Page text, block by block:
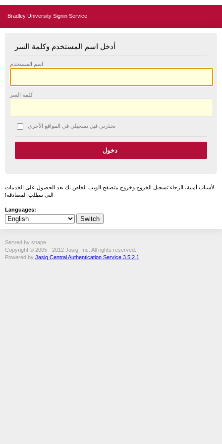
Bradley University Signin Service
أدخل اسم المستخدم وكلمة السر
اسم المستخدم
كلمة السر
تحذرني قبل تسجيلي في المواقع الأخرى.
لأسباب أمنية، الرجاء تسجيل الخروج وخروج متصفح الويب الخاص بك بعد الحصول على الخدمات
التي تتطلب المصادقة!
Languages:
Served by snape
Copyright © 2005 - 2012 Jasig, Inc. All rights reserved.
Powered by Jasig Central Authentication Service 3.5.2.1